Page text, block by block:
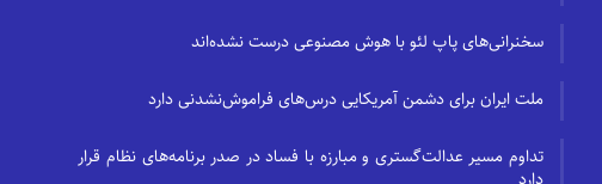
سخنرانی‌های پاپ لئو با هوش مصنوعی درست نشده‌اند
ملت ایران برای دشمن آمریکایی درس‌های فراموش‌نشدنی دارد
تداوم مسیر عدالت‌گستری و مبارزه با فساد در صدر برنامه‌های نظام قرار